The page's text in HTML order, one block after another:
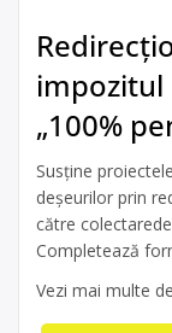
impozitul
„100%
Susține
deșeurilor prin
către
Completează
Vezi mai multe